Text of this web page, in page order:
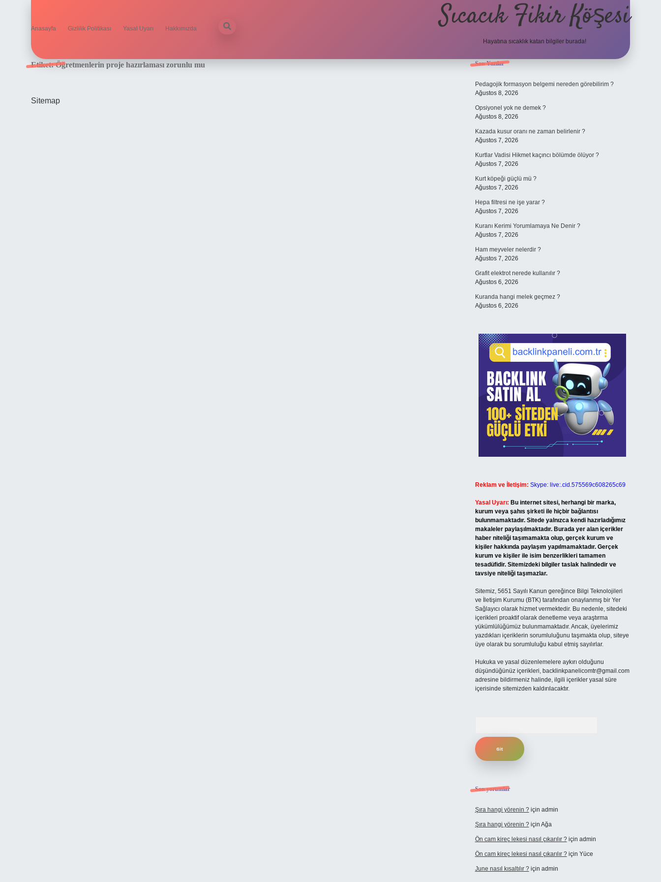
Anasayfa Gizlilik Politikası Yasal Uyarı Hakkımızda Sıcacık Fikir Köşesi
Hayatına sıcaklık katan bilgiler burada!
Etiket:Öğretmenlerin proje hazırlaması zorunlu mu
Sitemap
Sidebar
Son Yazılar
Pedagojik formasyon belgemi nereden görebilirim ?
Ağustos 8, 2026
Opsiyonel yok ne demek ?
Ağustos 8, 2026
Kazada kusur oranı ne zaman belirlenir ?
Ağustos 7, 2026
Kurtlar Vadisi Hikmet kaçıncı bölümde ölüyor ?
Ağustos 7, 2026
Kurt köpeği güçlü mü ?
Ağustos 7, 2026
Hepa filtresi ne işe yarar ?
Ağustos 7, 2026
Kuranı Kerimi Yorumlamaya Ne Denir ?
Ağustos 7, 2026
Ham meyveler nelerdir ?
Ağustos 7, 2026
Grafit elektrot nerede kullanılır ?
Ağustos 6, 2026
Kuranda hangi melek geçmez ?
Ağustos 6, 2026
Reklam ve İletişim: Skype: live:.cid.575569c608265c69
Yasal Uyarı: Bu internet sitesi, herhangi bir marka,
kurum veya şahıs şirketi ile hiçbir bağlantısı
bulunmamaktadır. Sitede yalnızca kendi hazırladığımız
makaleler paylaşılmaktadır. Burada yer alan içerikler
haber niteliği taşımamakta olup, gerçek kurum ve
kişiler hakkında paylaşım yapılmamaktadır. Gerçek
kurum ve kişiler ile isim benzerlikleri tamamen
tesadüfidir. Sitemizdeki bilgiler taslak halindedir ve
tavsiye niteliği taşımazlar.
Sitemiz, 5651 Sayılı Kanun gereğince Bilgi Teknolojileri
ve İletişim Kurumu (BTK) tarafından onaylanmış bir Yer
Sağlayıcı olarak hizmet vermektedir. Bu nedenle, sitedeki
içerikleri proaktif olarak denetleme veya araştırma
yükümlülüğümüz bulunmamaktadır. Ancak, üyelerimiz
yazdıkları içeriklerin sorumluluğunu taşımakta olup, siteye
üye olarak bu sorumluluğu kabul etmiş sayılırlar.
Hukuka ve yasal düzenlemelere aykırı olduğunu
düşündüğünüz içerikleri, backlinkpanelicomtr@gmail.com
adresine bildirmeniz halinde, ilgili içerikler yasal süre
içerisinde sitemizden kaldırılacaktır.
Son yorumlar
Şıra hangi yörenin ?için admin
Şıra hangi yörenin ?için Ağa
Ön cam kireç lekesi nasıl çıkarılır ?için admin
Ön cam kireç lekesi nasıl çıkarılır ?için Yüce
June nasıl kısaltılır ?için admin